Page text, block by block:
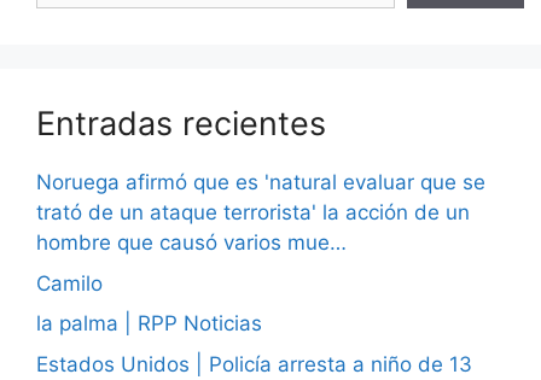
Entradas recientes
Noruega afirmó que es 'natural evaluar que se
trató de un ataque terrorista' la acción de un
hombre que causó varios mue…
Camilo
la palma | RPP Noticias
Estados Unidos | Policía arresta a niño de 13